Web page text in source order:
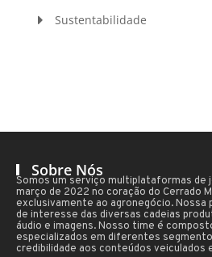
Sustentabilidade
Sobre Nós
Somos um serviço multiplataformas de
março de 2022 no coração do Cerrado
exclusivamente ao agronegócio.
de interesse das diversas cadeias
áudio e imagens. Nosso time é
especializados em diferentes
credibilidade aos conteúdos veiculados